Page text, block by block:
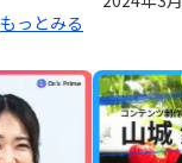
もっとみる